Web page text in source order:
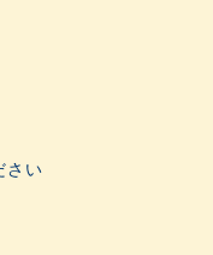
さい